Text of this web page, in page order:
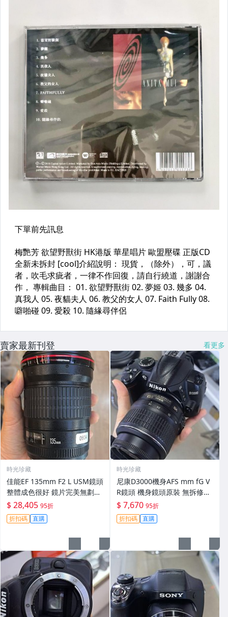
賣家最新刊登 看更多
時光珍藏
佳能EF 135mm F2 L USM鏡頭
整體成色很好 鏡片完美無劃痕
功能一切正常 無拆修無-3430
$ 28,405 95折
折扣碼 直購
時光珍藏
尼康D3000機身AFS mm fG V
R鏡頭 機身鏡頭原裝 無拆修無
翻新 有輕微使用痕跡 鏡頭-34
30
$ 7,670 95折
折扣碼 直購